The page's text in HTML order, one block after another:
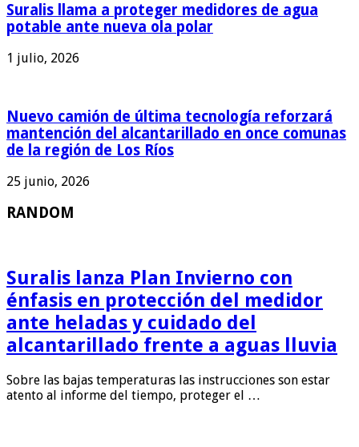
Suralis llama a proteger medidores de agua
potable ante nueva ola polar
1 julio, 2026
Nuevo camión de última tecnología reforzará
mantención del alcantarillado en once comunas
de la región de Los Ríos
25 junio, 2026
RANDOM
Suralis lanza Plan Invierno con
énfasis en protección del medidor
ante heladas y cuidado del
alcantarillado frente a aguas lluvia
Sobre las bajas temperaturas las instrucciones son estar
atento al informe del tiempo, proteger el …